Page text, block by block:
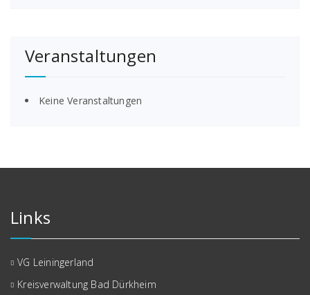
Veranstaltungen
Keine Veranstaltungen
Links
VG Leiningerland
Kreisverwaltung Bad Dürkheim